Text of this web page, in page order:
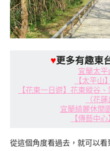
♥更多有趣東
宜蘭太
【太平山
【花東一日遊】花東縱谷
（花蓮
宜蘭綺麗休閒
【傳藝中
從這個角度看過去，就可以看